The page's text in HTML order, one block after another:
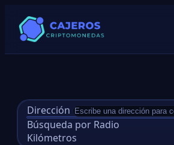
Dirección
Búsqueda por Radio
Kilómetros